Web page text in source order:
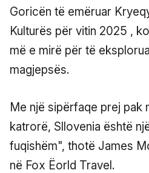
Goricën të emëruar
Kulturës për vitin 2025 ,
më e mirë për të
magjepsës.
Me një sipërfaqe prej pak
katrorë, Sllovenia është
fuqishëm", thotë James
në Fox Ëorld Travel.